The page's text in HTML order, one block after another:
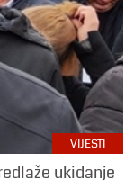
VIJESTI
ukidanje